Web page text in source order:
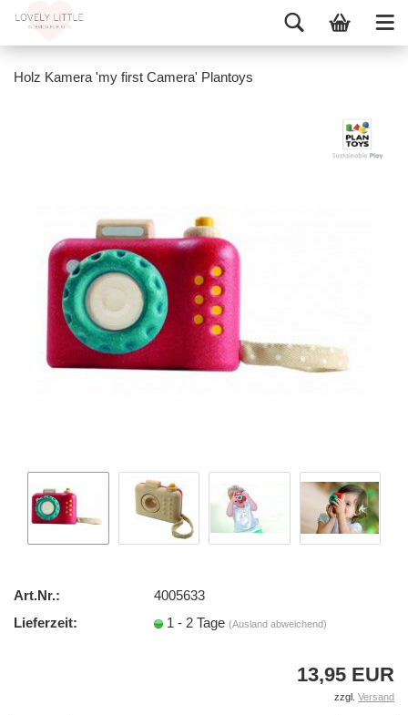
Holz Kamera 'my first Camera' Plantoys
Art.Nr.:
4005633
Lieferzeit:
1 - 2 Tage(Ausland abweichend)
13,95 EUR
zzgl. Versand